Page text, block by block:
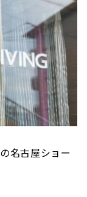
の名古屋ショー